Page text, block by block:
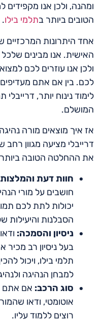
ומהנה, ולכן אנו
הטובים ביותר בתלמי בילו.
אחד היתרונות המרכזיים
האישית. אנו מבינים שלכל
ולכן אנו עוזרים לכם
לכם. בין אם אתם מעדיפים
לימוד נינוח יותר,
המושלם.
אז איך מוצאים מורה
דרייבלי מציעה מגוון
את ההחלטה הטובה
חוות דעת
חושבים על מורי
יכולות לתת לכם
הסבלנות והיעילות
ניסיון והסמכה:
בעל ניסיון רב
תלמי בילו, ויכול
למבחן הנהיגה
סוג הרכב: אם אתם
אוטומטי, ודאו
רוצים ללמוד עליו.